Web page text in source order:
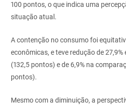
100 pontos, o que indica uma
situação atual.
A contenção no consumo foi
econômicas, e teve redução de
(132,5 pontos) e de 6,9% na
pontos).
Mesmo com a diminuição, a